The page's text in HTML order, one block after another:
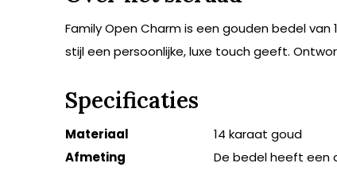
Family Open Charm is een gouden bedel
stijl een persoonlijke, luxe touch geeft.
Specificaties
Materiaal
14 karaat goud
Afmeting
De bedel heeft een